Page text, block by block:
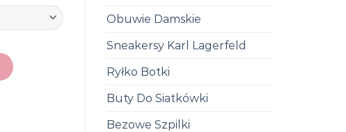
Obuwie Damskie
Sneakersy Karl Lagerfeld
Ryłko Botki
Buty Do Siatkówki
Bezowe Szpilki